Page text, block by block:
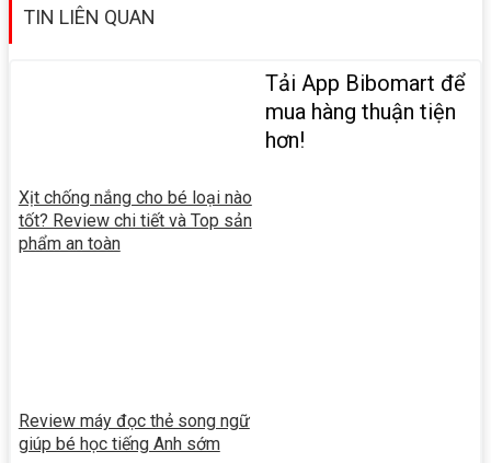
TIN LIÊN QUAN
Xịt chống nắng cho bé loại nào
tốt? Review chi tiết và Top sản
phẩm an toàn
Review máy đọc thẻ song ngữ
giúp bé học tiếng Anh sớm
Tải App Bibomart để
mua hàng thuận tiện
hơn!